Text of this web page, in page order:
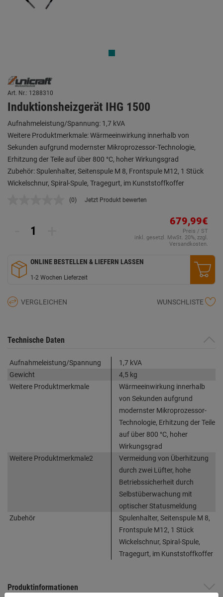
Art. Nr.: 1288310
Induktionsheizgerät IHG 1500
Aufnahmeleistung/Spannung: 1,7 kVA
Weitere Produktmerkmale: Wärmeeinwirkung innerhalb von
Sekunden aufgrund modernster Mikroprozessor-Technologie,
Erhitzung der Teile auf über 800 °C, hoher Wirkungsgrad
Zubehör: Spulenhalter, Seitenspule M 8, Frontspule M12, 1 Stück
Wickelschnur, Spiral-Spule, Tragegurt, im Kunststoffkoffer
Kein
(0) Jetzt Produkt bewerten
679,99€
Preis / ST
inkl. gesetzl. MwSt. 20%, zzgl.
Versandkosten.
ONLINE BESTELLEN & LIEFERN LASSEN
1-2 Wochen Lieferzeit
VERGLEICHEN WUNSCHLISTE
Technische Daten
Aufnahmeleistung/Spannung
1,7 kVA
Gewicht
4,5 kg
Weitere Produktmerkmale
Wärmeeinwirkung innerhalb
von Sekunden aufgrund
modernster Mikroprozessor-
Technologie, Erhitzung der Teile
auf über 800 °C, hoher
Wirkungsgrad
Weitere Produktmerkmale2
Vermeidung von Überhitzung
durch zwei Lüfter, hohe
Betriebssicherheit durch
Selbstüberwachung mit
optischer Statusmeldung
Zubehör
Spulenhalter, Seitenspule M 8,
Frontspule M12, 1 Stück
Wickelschnur, Spiral-Spule,
Tragegurt, im Kunststoffkoffer
Produktinformationen